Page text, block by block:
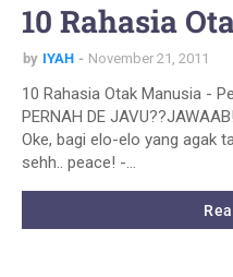
10 Rahasia
by IYAH November 21, 2011
10 Rahasia Otak Manusia -
PERNAH DE
Oke, bagi elo-elo yang agak
sehh.. peace! -…